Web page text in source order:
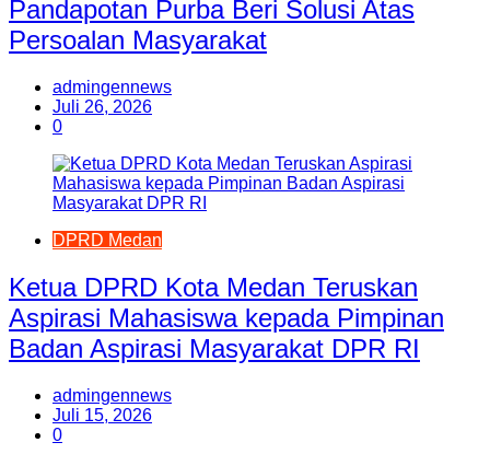
Pandapotan Purba Beri Solusi Atas
Persoalan Masyarakat
admingennews
Juli 26, 2026
0
DPRD Medan
Ketua DPRD Kota Medan Teruskan
Aspirasi Mahasiswa kepada Pimpinan
Badan Aspirasi Masyarakat DPR RI
admingennews
Juli 15, 2026
0